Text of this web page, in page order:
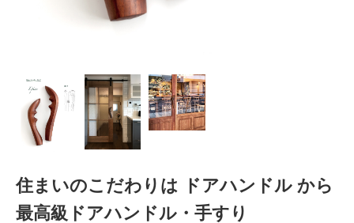
住まいのこだわりは ドアハンドル から
最高級ドアハンドル・手すり